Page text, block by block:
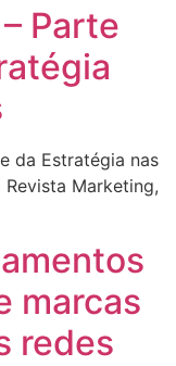
Parte
da Estratégia nas
Marketing,
marcas
redes